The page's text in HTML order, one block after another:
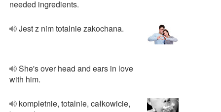
needed ingredients.
Jest z nim totalnie zakochana.
She's over head and ears in love
with him.
kompletnie, totalnie, całkowicie,